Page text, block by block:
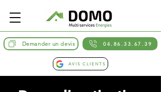
Demander un devis 04.86.33.67.39
AVIS CLIENTS